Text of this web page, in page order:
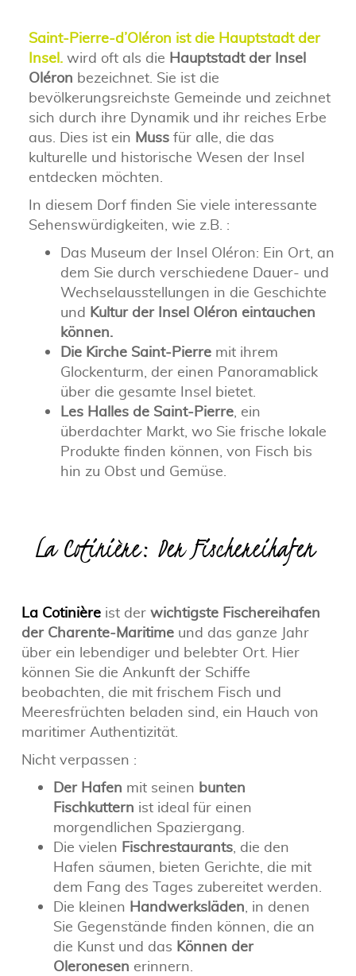
Saint-Pierre-d’Oléron ist die Hauptstadt der
Insel.wird oft als die Hauptstadt der Insel
Oléron bezeichnet. Sie ist die
bevölkerungsreichste Gemeinde und zeichnet
sich durch ihre Dynamik und ihr reiches Erbe
aus. Dies ist ein Mussfür alle, die das
kulturelle und historische Wesen der Insel
entdecken möchten.
In diesem Dorf finden Sie viele interessante
Sehenswürdigkeiten, wie z.B. :
Das Museum der Insel Oléron: Ein Ort, an
dem Sie durch verschiedene Dauer- und
Wechselausstellungen in die Geschichte
und Kultur der Insel Oléron eintauchen
können.
Die Kirche Saint-Pierremit ihrem
Glockenturm, der einen Panoramablick
über die gesamte Insel bietet.
Les Halles de Saint-Pierre, ein
überdachter Markt, wo Sie frische lokale
Produkte finden können, von Fisch bis
hin zu Obst und Gemüse.
La Cotinière: Der Fischereihafen
La Cotinièreist der wichtigste Fischereihafen
der Charente-Maritimeund das ganze Jahr
über ein lebendiger und belebter Ort. Hier
können Sie die Ankunft der Schiffe
beobachten, die mit frischem Fisch und
Meeresfrüchten beladen sind, ein Hauch von
maritimer Authentizität.
Nicht verpassen :
Der Hafen mit seinen bunten
Fischkuttern ist ideal für einen
morgendlichen Spaziergang.
Die vielen Fischrestaurants, die den
Hafen säumen, bieten Gerichte, die mit
dem Fang des Tages zubereitet werden.
Die kleinen Handwerksläden, in denen
Sie Gegenstände finden können, die an
die Kunst und das Können der
Oleronesen erinnern.